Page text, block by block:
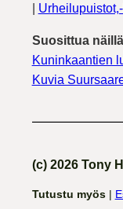
Suosittua
Kuninkaantien
Kuvia
(c) 2026 Tony
Tutustu myös|